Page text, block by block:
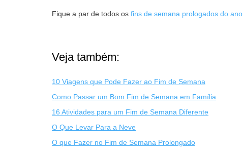
Fique a par de todos os fins de semana prologados do ano
Veja também:
10 Viagens que Pode Fazer ao Fim de Semana
Como Passar um Bom Fim de Semana em Família
16 Atividades para um Fim de Semana Diferente
O Que Levar Para a Neve
O que Fazer no Fim de Semana Prolongado